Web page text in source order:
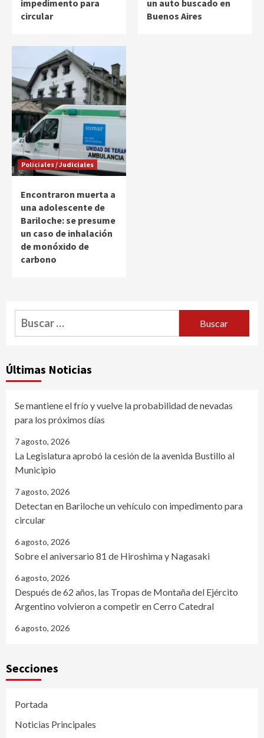
impedimento para
circular
un auto buscado en
Buenos Aires
Policiales / Judiciales
Encontraron muerta a
una adolescente de
Bariloche: se presume
un caso de inhalación
de monóxido de
carbono
Buscar:
Últimas Noticias
Se mantiene el frío y vuelve la probabilidad de nevadas
para los próximos días
7 agosto, 2026
La Legislatura aprobó la cesión de la avenida Bustillo al
Municipio
7 agosto, 2026
Detectan en Bariloche un vehículo con impedimento para
circular
6 agosto, 2026
Sobre el aniversario 81 de Hiroshima y Nagasaki
6 agosto, 2026
Después de 62 años, las Tropas de Montaña del Ejército
Argentino volvieron a competir en Cerro Catedral
6 agosto, 2026
Secciones
Portada
Noticias Principales